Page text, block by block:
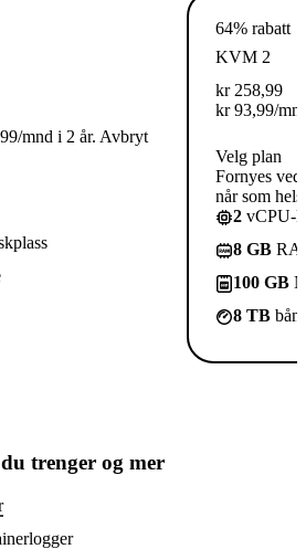
mnd i 2 år. Avbryt
64% rabatt
KVM 2
kr 258,99
kr 93,99/
Velg plan
Fornyes
når som
2 vCPU-
8 GB
100 GB
8 TB
trenger og mer